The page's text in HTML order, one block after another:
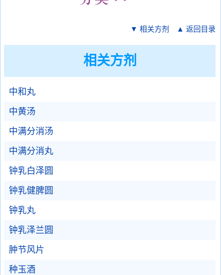
▼ 相关方剂 ▲ 返回目录
相关方剂
中和丸
中黄汤
中满分消汤
中满分消丸
钟乳白泽圆
钟乳健脾圆
钟乳丸
钟乳泽兰圆
肿节风片
种玉酒